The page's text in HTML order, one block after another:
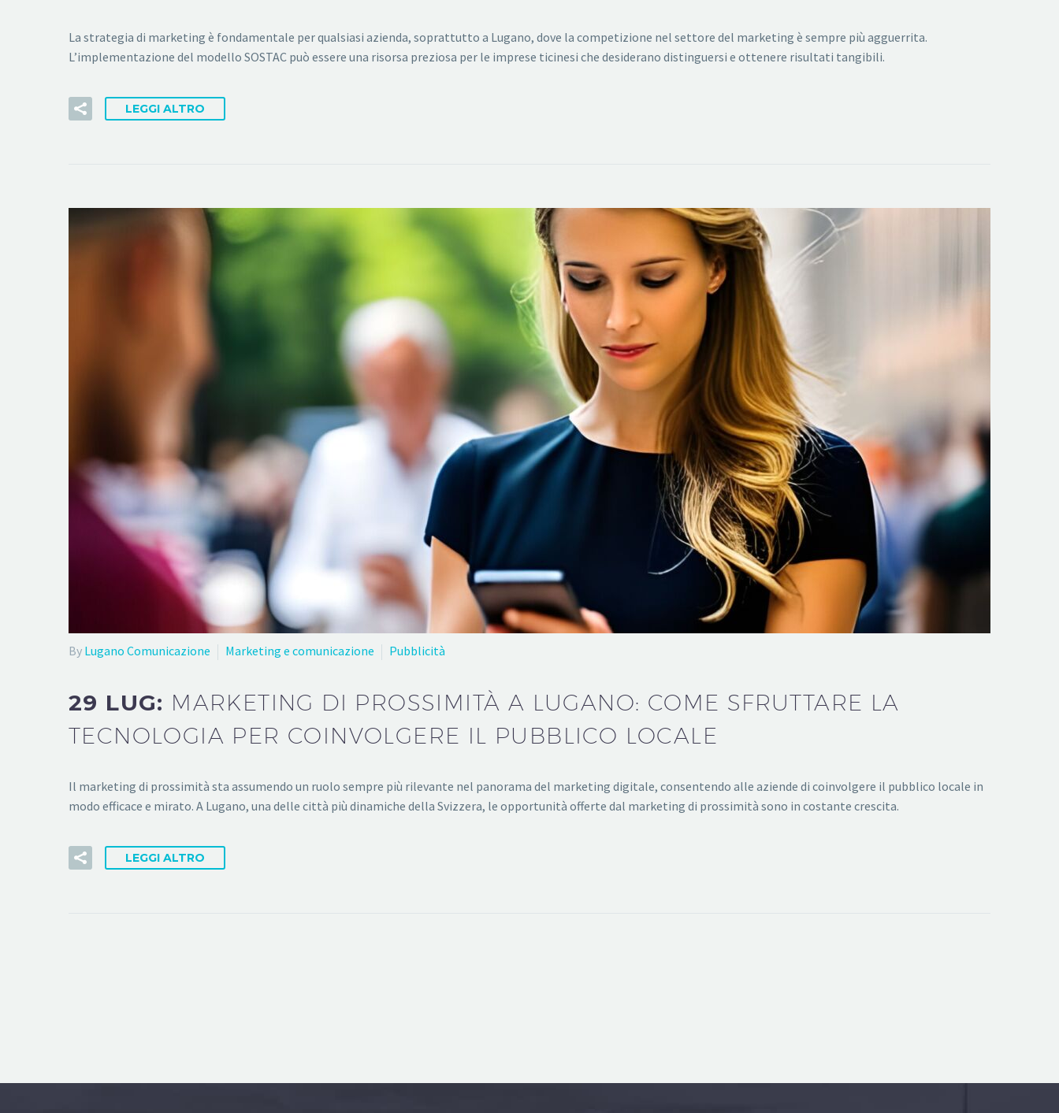
La strategia di marketing è fondamentale per qualsiasi azienda, soprattutto a Lugano, dove la competizione nel settore del marketing è sempre più agguerrita.
L’implementazione del modello SOSTAC può essere una risorsa preziosa per le imprese ticinesi che desiderano distinguersi e ottenere risultati tangibili.
LEGGI ALTRO
By Lugano Comunicazione Marketing e comunicazione Pubblicità
29 LUG: MARKETING DI PROSSIMITÀ A LUGANO: COME SFRUTTARE LA
TECNOLOGIA PER COINVOLGERE IL PUBBLICO LOCALE
Il marketing di prossimità sta assumendo un ruolo sempre più rilevante nel panorama del marketing digitale, consentendo alle aziende di coinvolgere il pubblico locale in
modo efficace e mirato. A Lugano, una delle città più dinamiche della Svizzera, le opportunità offerte dal marketing di prossimità sono in costante crescita.
LEGGI ALTRO